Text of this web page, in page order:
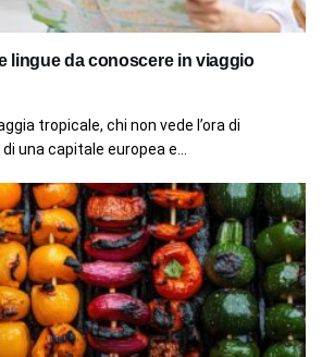
lingue da conoscere in viaggio
tropicale, chi non vede l’ora di
una capitale europea e...